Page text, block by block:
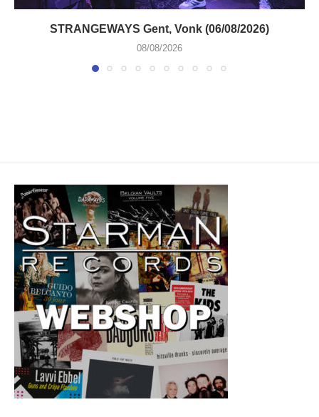
STRANGEWAYS Gent, Vonk (06/08/2026)
08/08/2026